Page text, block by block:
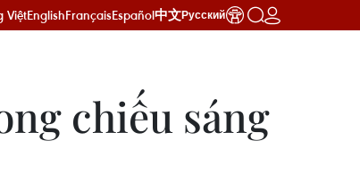
ViệtEnglishFrançaisEspañol中文Русский
chiếu sáng